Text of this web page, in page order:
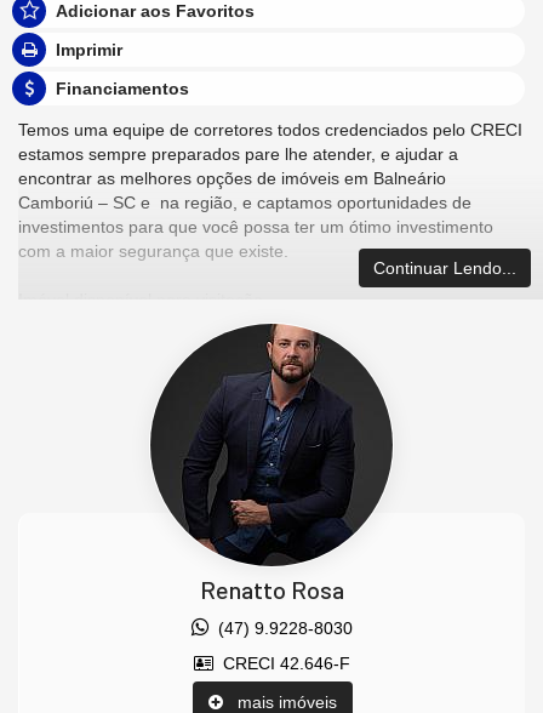
Adicionar aos Favoritos
Imprimir
Financiamentos
Temos uma equipe de corretores todos credenciados pelo CRECI
estamos sempre preparados pare lhe atender, e ajudar a
encontrar as melhores opções de imóveis em Balneário
Camboriú – SC e na região, e captamos oportunidades de
investimentos para que você possa ter um ótimo investimento
com a maior segurança que existe.
Imóvel disponível para visitação.
Agende uma visita agora mesmo e venha conhecer este lindo
Os valores estão sujeitos a alteração sem aviso prévio.
Características do Imóvel
Sacada com Churrasqueira
Acabamento em Gesso
Continuar Lendo...
Renatto Rosa
(47) 9.9228-8030
CRECI 42.646-F
mais imóveis